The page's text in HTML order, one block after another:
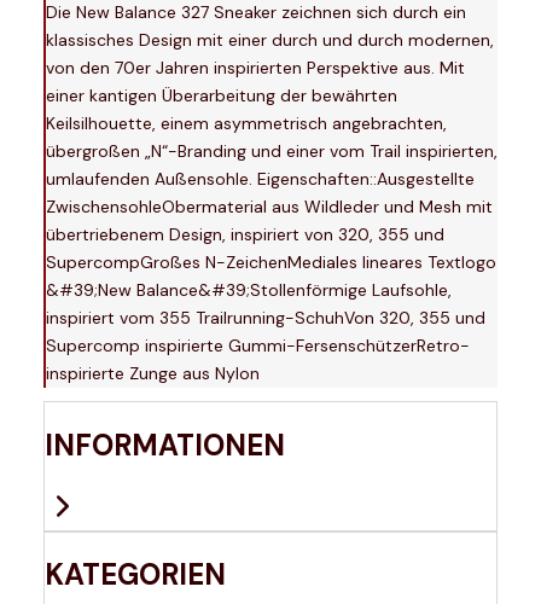
Die New Balance 327 Sneaker zeichnen sich durch ein
klassisches Design mit einer durch und durch modernen,
von den 70er Jahren inspirierten Perspektive aus. Mit
einer kantigen Überarbeitung der bewährten
Keilsilhouette, einem asymmetrisch angebrachten,
übergroßen „N“-Branding und einer vom Trail inspirierten,
umlaufenden Außensohle. Eigenschaften::Ausgestellte
ZwischensohleObermaterial aus Wildleder und Mesh mit
übertriebenem Design, inspiriert von 320, 355 und
SupercompGroßes N-ZeichenMediales lineares Textlogo
&#39;New Balance&#39;Stollenförmige Laufsohle,
inspiriert vom 355 Trailrunning-SchuhVon 320, 355 und
Supercomp inspirierte Gummi-FersenschützerRetro-
inspirierte Zunge aus Nylon
INFORMATIONEN
KATEGORIEN